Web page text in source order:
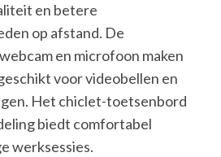
en betere
op afstand. De
en microfoon maken
voor videobellen en
Het chiclet-toetsenbord
biedt comfortabel
werksessies.